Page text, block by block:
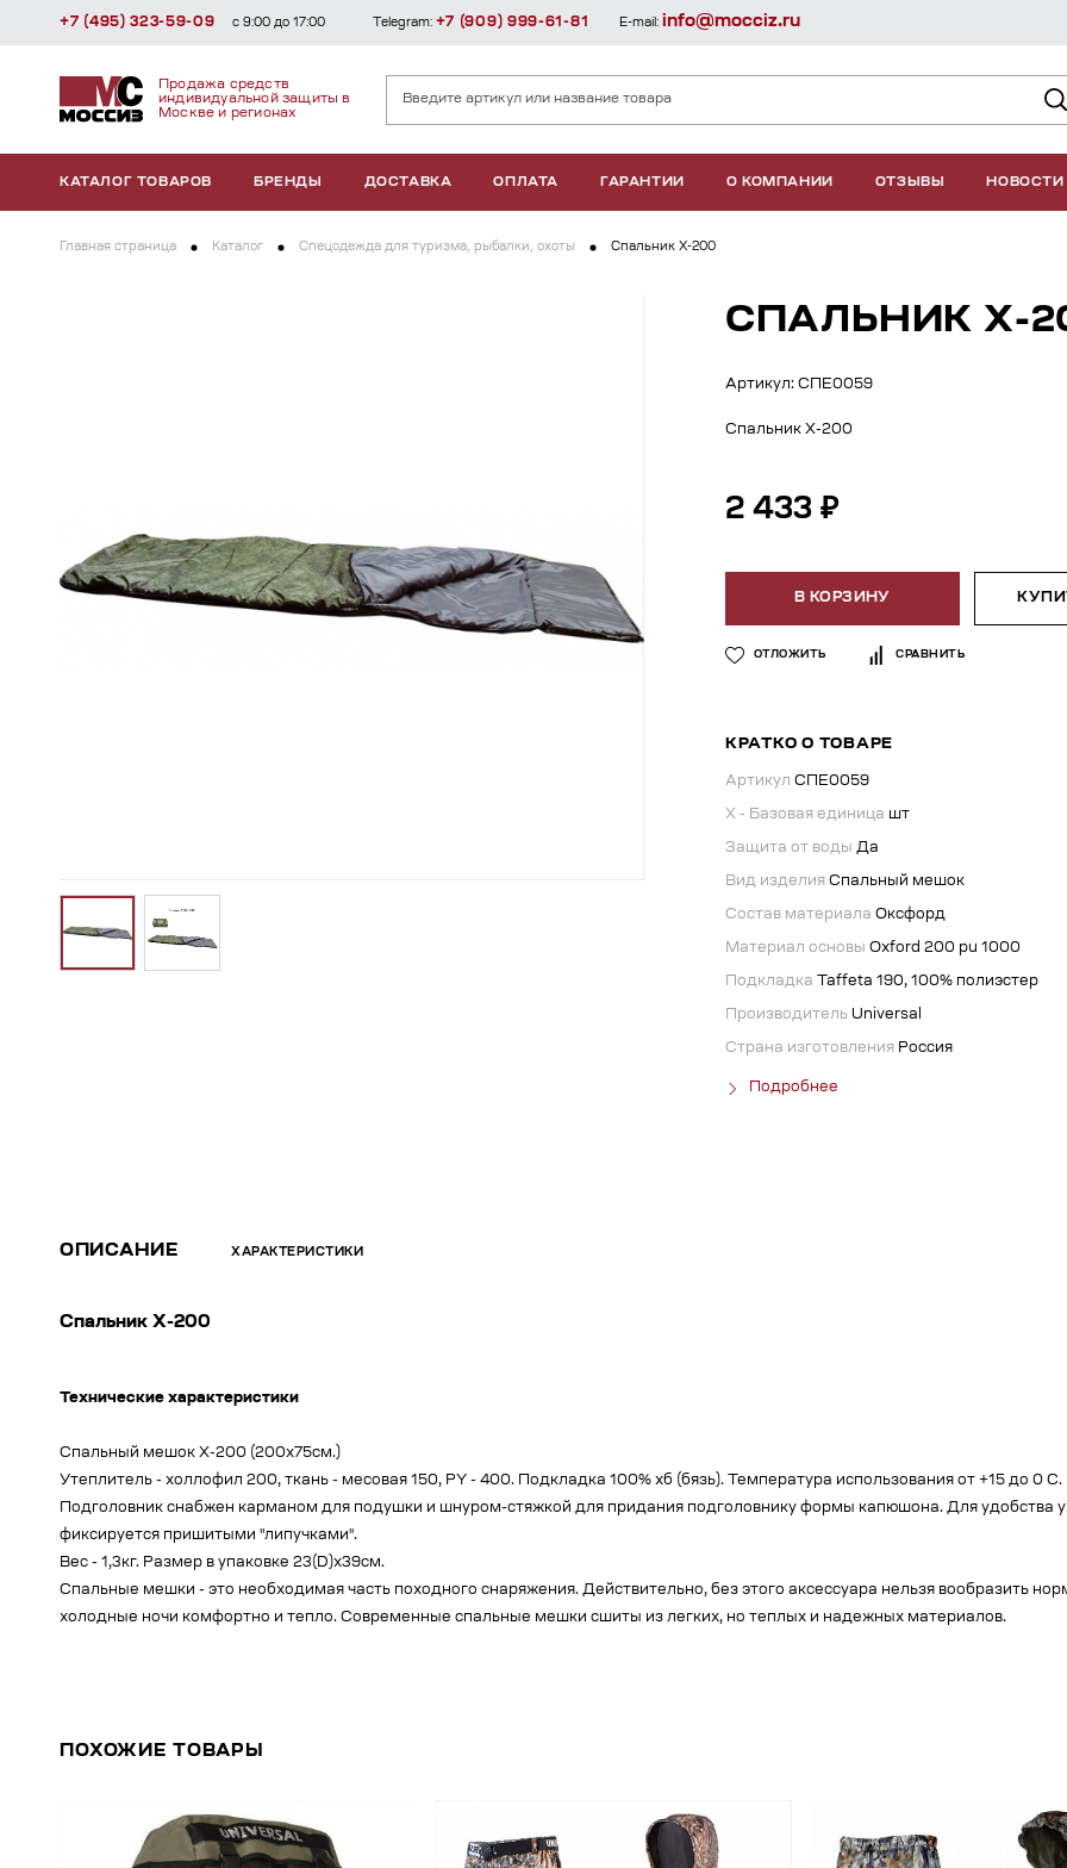
Продажа средств
индивидуальной защиты в
Москве и регионах
КАТАЛОГ ТОВАРОВ БРЕНДЫ ДОСТАВКА ОПЛАТА ГАРАНТИИ О КОМПАНИИ ОТЗЫВЫ НОВОСТИ
+7 (495) 323-59-09 с 9:00 до 17:00 Telegram: +7 (909) 999-61-81 E-mail: info@mocciz.ru
Главная страница Каталог Спецодежда для туризма, рыбалки, охоты Спальник Х-200
СПАЛЬНИК Х-
Артикул: СПЕ0059
Спальник Х-200
2 433 ₽
В КОРЗИНУ
ОТЛОЖИТЬ СРАВНИТЬ
КРАТКО О ТОВАРЕ
Артикул СПЕ0059
X - Базовая единица шт
Защита от воды Да
Вид изделия Спальный мешок
Состав материала Оксфорд
Материал основы Oxford 200 pu 1000
Подкладка Taffeta 190, 100% полиэстер
Производитель Universal
Страна изготовления Россия
Подробнее
ОПИСАНИЕ ХАРАКТЕРИСТИКИ
Спальник Х-200
Технические характеристики
Спальный мешок Х-200 (200х75см.)
Утеплитель - холлофил 200, ткань - месовая 150, PY - 400. Подкладка 100% хб (бязь). Температура использования от +15 до 0 С.
Подголовник снабжен карманом для подушки и шнуром-стяжкой для придания подголовнику формы капюшона. Для удобства
фиксируется пришитыми "липучками".
Вес - 1,3кг. Размер в упаковке 23(D)х39см.
Спальные мешки - это необходимая часть походного снаряжения. Действительно, без этого аксессуара нельзя вообразить
холодные ночи комфортно и тепло. Современные спальные мешки сшиты из легких, но теплых и надежных материалов.
ПОХОЖИЕ ТОВАРЫ